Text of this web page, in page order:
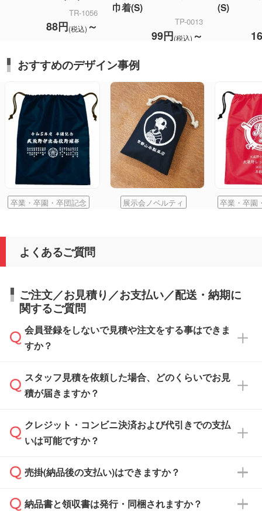
TR-1056
88円(税込) ～
巾着(S)
TP-0013
99円(税込) ～
(S)
おすすめのデザイン事例
卒業・卒園・卒団記念 展示会ノベルティ 卒業・卒園
よくあるご質問
ご注文／お見積り／お支払い／配送・納期に
関するご質問
会員登録をしないで見積や注文をする事はできま
すか？
可能です。見積・注文フォームにて『ゲストの
まま進む』ボタンからお進みのうえ、ご依頼く
スタッフ見積を依頼した場合、どのくらいでお見
積が届きますか？
通常、翌営業日までにお送りしております。混
雑状況によっては、お時間をいただくこともご
依頼いただいた場合は、翌営業日以降のご連絡
クレジット・コンビニ決済および代引きでの支払
いは可能ですか？
銀行振込のみのご対応となります。
売掛(納品後の支払い)はできますか？
基本的には先入金をお願いしておりますが、自
納品書と領収書は発行・同梱されますか？